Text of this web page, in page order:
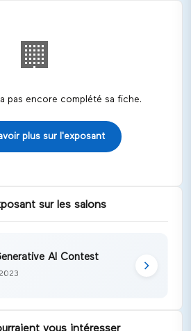
🏢
pas encore complété sa fiche.
plus sur l'exposant
sur les salons
AI Contest